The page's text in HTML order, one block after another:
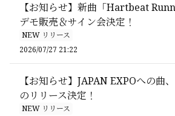
【お知らせ】新曲「Hartbeat
デモ販売＆サイン会決定！
NEW リリース
2026/07/27 21:22
【お知らせ】JAPAN EXPOへの曲
のリリース決定！
NEW リリース